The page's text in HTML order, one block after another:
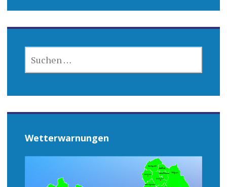
NACH:
Wetterwarnungen